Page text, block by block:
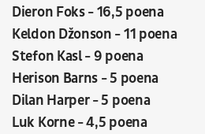
Dieron Foks - 16,5 poena
Keldon Džonson - 11 poena
Stefon Kasl - 9 poena
Herison Barns - 5 poena
Dilan Harper - 5 poena
Luk Korne - 4,5 poena